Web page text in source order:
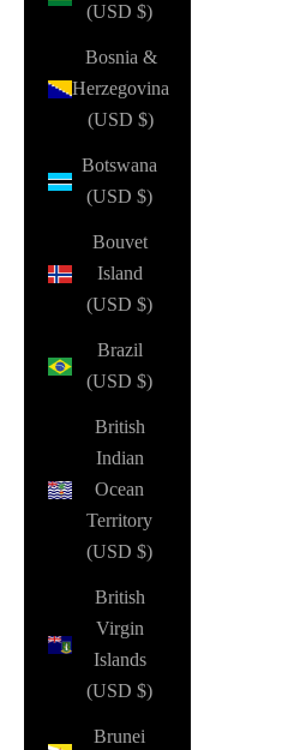
(USD $)
Bosnia &
Herzegovina
(USD $)
Botswana
(USD $)
Bouvet
Island
(USD $)
Brazil
(USD $)
British
Indian
Ocean
Territory
(USD $)
British
Virgin
Islands
(USD $)
Brunei